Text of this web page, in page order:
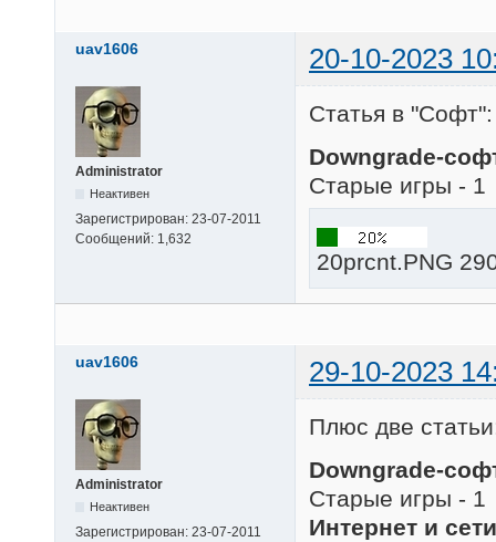
uav1606 20-10-2023
Administrator
Неактивен
Зарегистрирован: 23-07-2011
Сообщений: 1,632
Статья в "Софт":
Downgrade-
Старые игры - 1
20prcnt.PNG
uav1606 29-10-2023
Administrator
Неактивен
Зарегистрирован: 23-07-2011
Плюс две
Downgrade-
Старые игры - 1
Интернет и